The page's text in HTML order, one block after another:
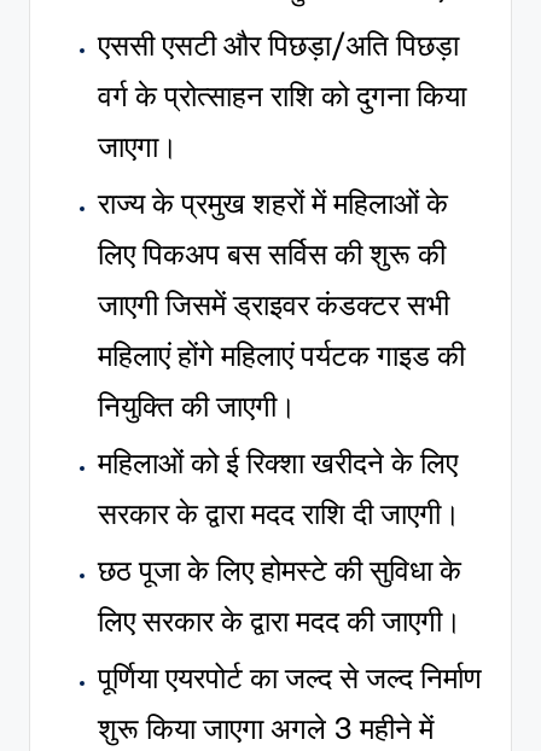
एससी एसटी और पिछड़ा/अति पिछड़ा
वर्ग के प्रोत्साहन राशि को दुगना किया
जाएगा।
राज्य के प्रमुख शहरों में महिलाओं के
लिए पिकअप बस सर्विस की शुरू की
जाएगी जिसमें ड्राइवर कंडक्टर सभी
महिलाएं होंगे महिलाएं पर्यटक गाइड की
नियुक्ति की जाएगी।
महिलाओं को ई रिक्शा खरीदने के लिए
सरकार के द्वारा मदद राशि दी जाएगी।
छठ पूजा के लिए होमस्टे की सुविधा के
लिए सरकार के द्वारा मदद की जाएगी।
पूर्णिया एयरपोर्ट का जल्द से जल्द निर्माण
शुरू किया जाएगा अगले 3 महीने में